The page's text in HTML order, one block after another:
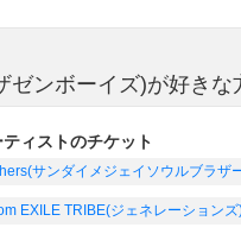
ゼンボーイズ)が好きな
ィストのチケット
サンダイメジェイソウルブラザ
EXILE TRIBE(ジェネレーションズ